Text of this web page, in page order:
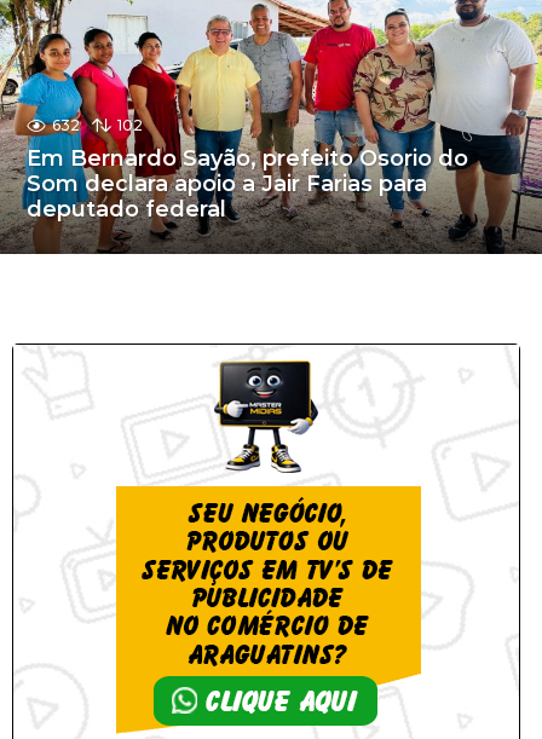
632 102
Em Bernardo Sayão, prefeito Osorio do
Som declara apoio a Jair Farias para
deputado federal